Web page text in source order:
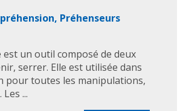
Préhenseurs
un outil composé de deux
serrer. Elle est utilisée dans
pour toutes les manipulations,
...